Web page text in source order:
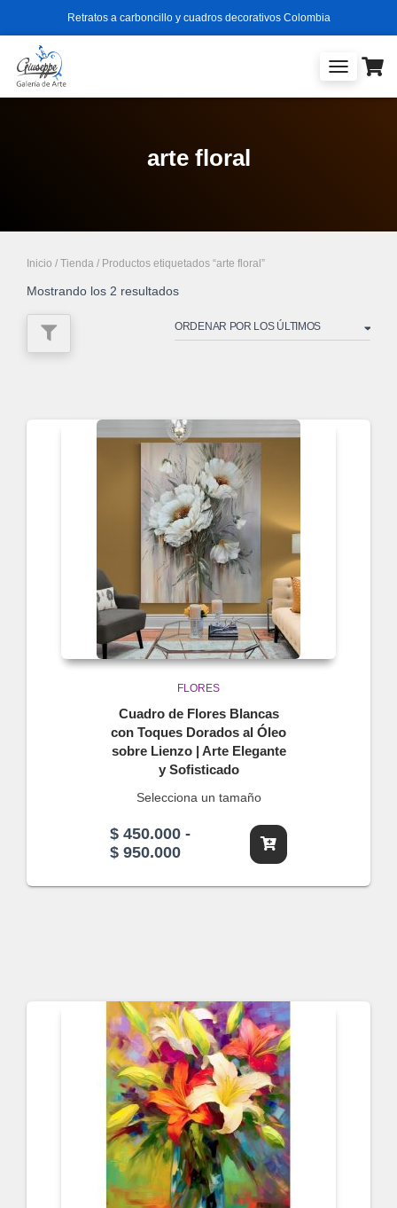
Retratos a carboncillo y cuadros decorativos Colombia
TOGGLE
arte floral
Inicio / Tienda / Productos etiquetados “arte floral”
Mostrando los 2 resultadosOrdenado
los
FLORES
Cuadro de Flores Blancas
con Toques Dorados al Óleo
sobre Lienzo | Arte Elegante
y Sofisticado
Selecciona un tamaño
$ 450.000 -
$ 950.000Rango
precios: